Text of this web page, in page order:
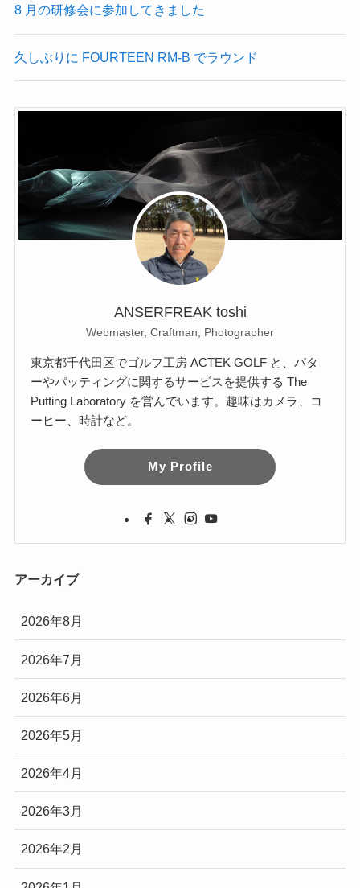
8 月の研修会に参加してきました
久しぶりに FOURTEEN RM-B でラウンド
ANSERFREAK toshi
Webmaster, Craftman, Photographer
東京都千代田区でゴルフ工房 ACTEK GOLF と、パタ
ーやパッティングに関するサービスを提供する The
Putting Laboratory を営んでいます。趣味はカメラ、コ
ーヒー、時計など。
My Profile
アーカイブ
2026年8月
2026年7月
2026年6月
2026年5月
2026年4月
2026年3月
2026年2月